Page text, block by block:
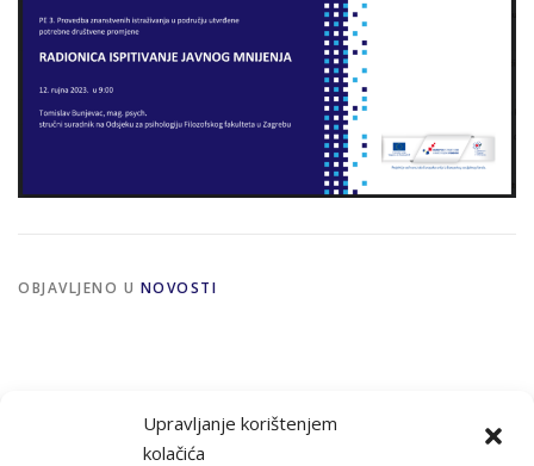
Upravljanje korištenjem
kolačića
OBJAVLJENO U NOVOSTI